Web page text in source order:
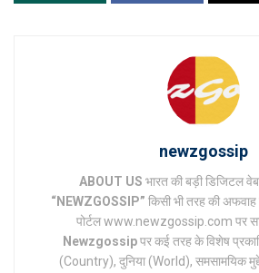
newzgossip
ABOUT US भारत की बड़ी डिजिटल
“NEWZGOSSIP” किसी भी तरह की
पोर्टल www.newzgossip.com पर
Newzgossipपर कई तरह के विशेष
(Country), दुनिया (World), समसामयिक